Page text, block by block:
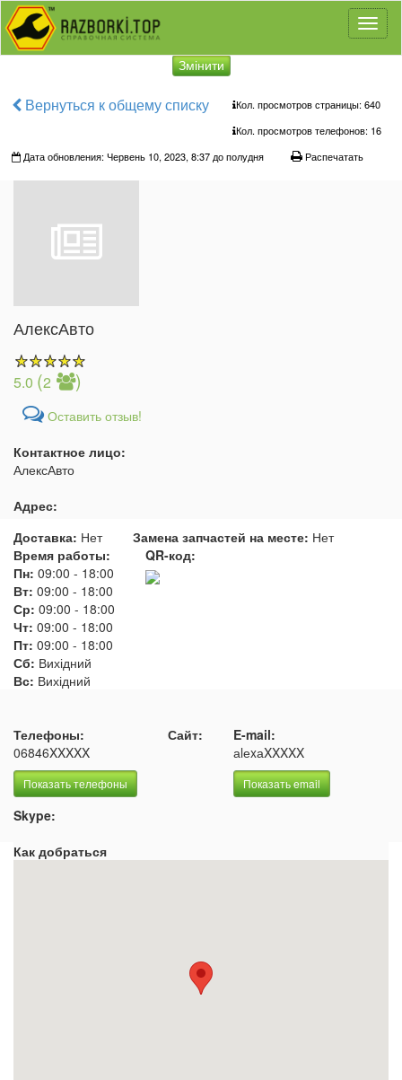
Змінити
Вернуться к общему списку
Кол. просмотров страницы: 640
Кол. просмотров телефонов: 16
Дата обновления: Червень 10, 2023, 8:37 до полудня
Распечатать
АлексАвто
5.0 (2 )
Оставить отзыв!
Контактное лицо:
АлексАвто
Адрес:
Доставка: Нет Замена запчастей на месте: Нет
Время работы:
Пн: 09:00 - 18:00
Вт: 09:00 - 18:00
Ср: 09:00 - 18:00
Чт: 09:00 - 18:00
Пт: 09:00 - 18:00
Сб: Вихідний
Вс: Вихідний
QR-код:
Телефоны:
06846XXXXX
Показать телефоны
Сайт:
E-mail:
аlеxаXXXXX
Показать email
Skype:
Как добраться